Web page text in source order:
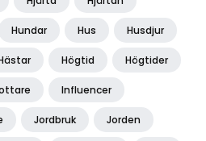
Hundar Hus Husdjur
Högtid Högtider
Influencer
Jordbruk Jorden